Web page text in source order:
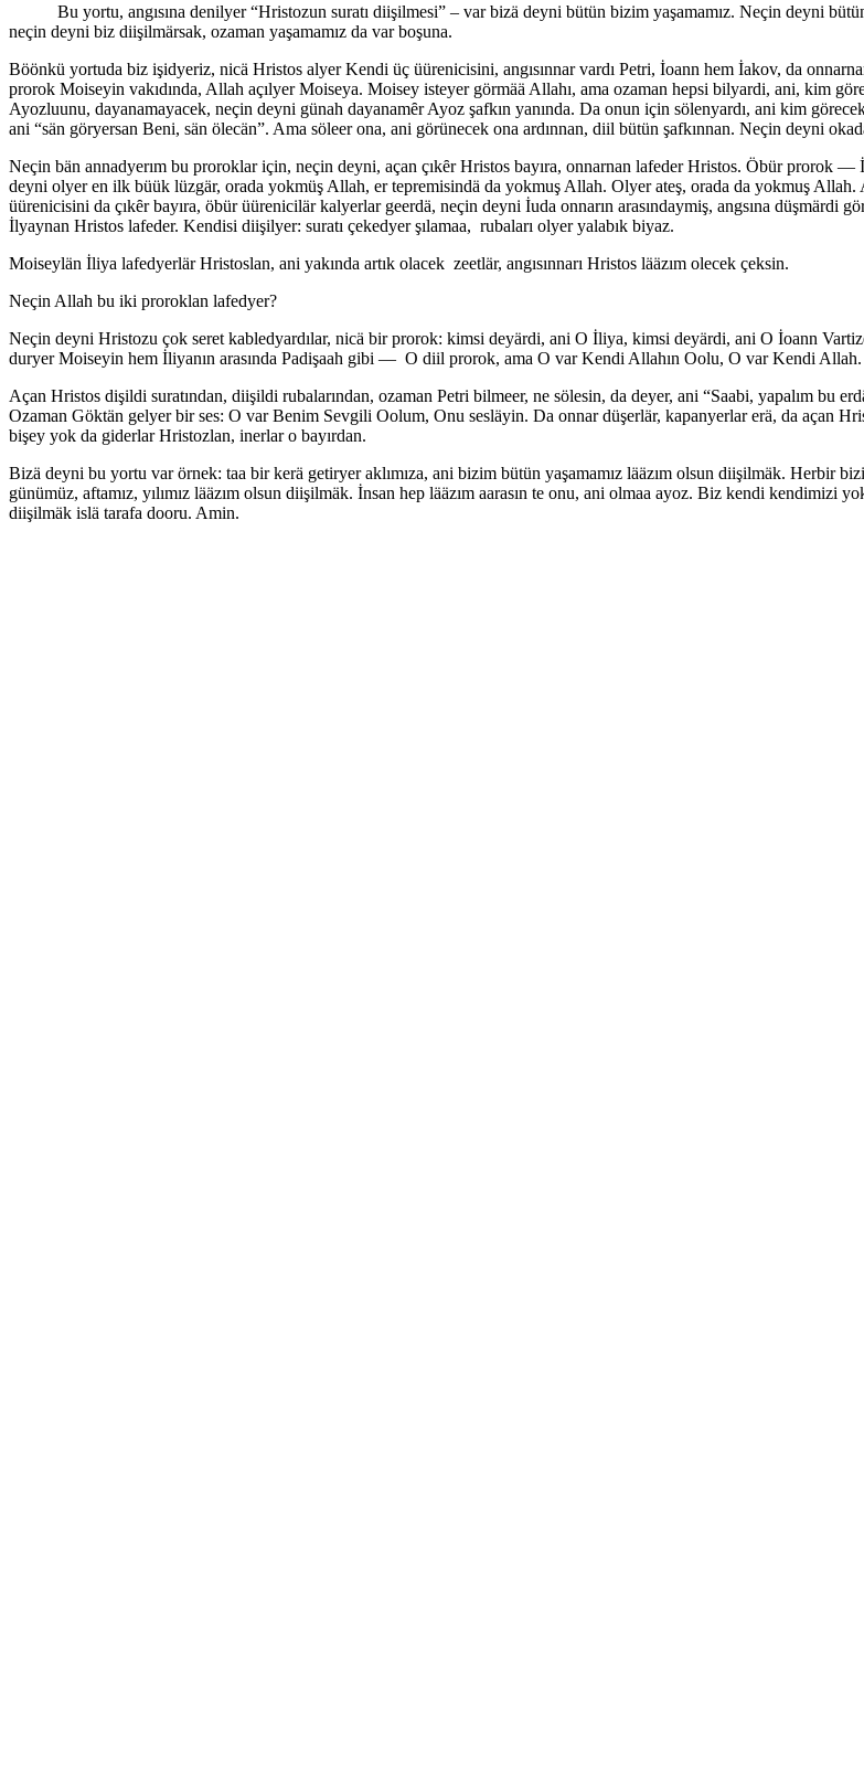
Bu yortu, angısına denilyer “Hristozun suratı diişilmesi” – var bizä deyni bütün bizim yaşamamız. Neçin deyni bütün
neçin deyni biz diişilmärsak, ozaman yaşamamız da var boşuna.
Böönkü yortuda biz işidyeriz, nicä Hristos alyer Kendi üç üürenicisini, angısınnar vardı Petri, İoann hem İakov, da
prorok Moiseyin vakıdında, Allah açılyer Moiseya. Moisey isteyer görmää Allahı, ama ozaman hepsi bilyardi, ani, kim
Ayozluunu, dayanamayacek, neçin deyni günah dayanamȇr Ayoz şafkın yanında. Da onun için sölenyardı, ani kim
ani “sän göryersan Beni, sän ölecän”. Ama söleer ona, ani görünecek ona ardınnan, diil bütün şafkınnan. Neçin deyni
Neçin bän annadyerım bu proroklar için, neçin deyni, açan çıkȇr Hristos bayıra, onnarnan lafeder Hristos. Öbür
deyni olyer en ilk büük lüzgär, orada yokmüş Allah, er tepremisindä da yokmuş Allah. Olyer ateş, orada da yokmuş
üürenicisini da çıkȇr bayıra, öbür üürenicilär kalyerlar geerdä, neçin deyni İuda onnarın arasındaymiş, angsına düşmärdi
İlyaynan Hristos lafeder. Kendisi diişilyer: suratı çekedyer şılamaa, rubaları olyer yalabık biyaz.
Moiseylän İliya lafedyerlär Hristoslan, ani yakında artık olacek zeetlär, angısınnarı Hristos lääzım olecek çeksin.
Neçin Allah bu iki proroklan lafedyer?
Neçin deyni Hristozu çok seret kabledyardılar, nicä bir prorok: kimsi deyärdi, ani O İliya, kimsi deyärdi, ani O İoann
duryer Moiseyin hem İliyanın arasında Padişaah gibi — O diil prorok, ama O var Kendi Allahın Oolu, O var Kendi Allah.
Açan Hristos dişildi suratından, diişildi rubalarından, ozaman Petri bilmeer, ne sölesin, da deyer, ani “Saabi, yapalım bu
Ozaman Göktän gelyer bir ses: O var Benim Sevgili Oolum, Onu sesläyin. Da onnar düşerlär, kapanyerlar erä, da açan
bişey yok da giderlar Hristozlan, inerlar o bayırdan.
Bizä deyni bu yortu var örnek: taa bir kerä getiryer aklımıza, ani bizim bütün yaşamamız lääzım olsun diişilmäk. Herbir
günümüz, aftamız, yılımız lääzım olsun diişilmäk. İnsan hep lääzım aarasın te onu, ani olmaa ayoz. Biz kendi
diişilmäk islä tarafa dooru. Amin.